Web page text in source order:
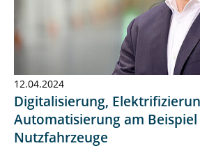
12.04.2024
Digitalisierung,
Automatisierung am
Nutzfahrzeuge